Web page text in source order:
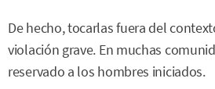
De hecho, tocarlas fuera del
violación grave. En muchas
reservado a los hombres iniciados.